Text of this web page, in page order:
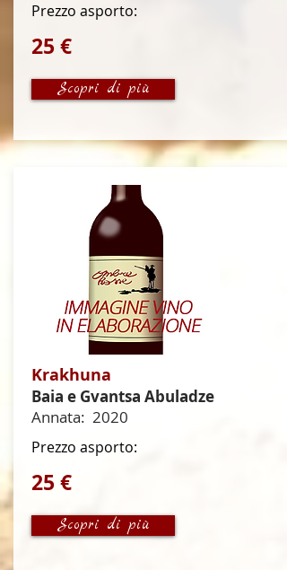
Prezzo asporto:
25 €
Scopri di più
Krakhuna
Baia e Gvantsa Abuladze
Annata: 2020
Prezzo asporto:
25 €
Scopri di più